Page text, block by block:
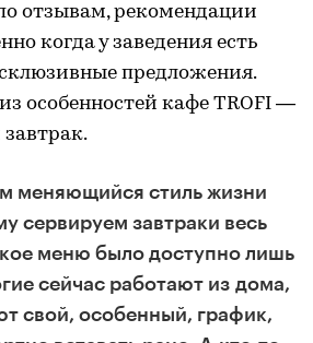
отзывам, рекомендации
когда у заведения есть
предложения.
особенностей кафе TROFI —
меняющийся стиль жизни
сервируем завтраки весь
меню было доступно лишь
сейчас работают из дома,
свой, особенный, график,